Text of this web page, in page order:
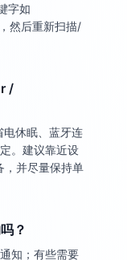
字如
然后重新扫描/
/
休眠、蓝牙连
。建议靠近设
，并尽量保持单
？
知；有些需要